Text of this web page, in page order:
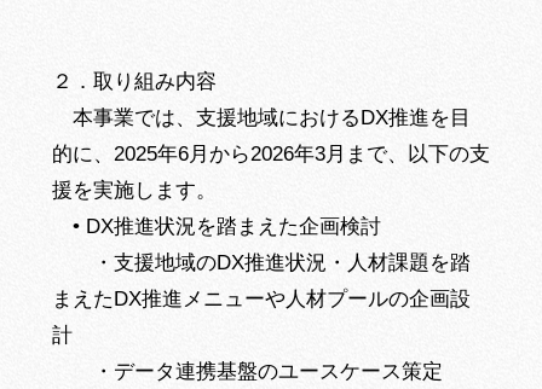
２．取り組み内容
本事業では、支援地域におけるDX推進を目
的に、2025年6月から2026年3月まで、以下の支
援を実施します。
• DX推進状況を踏まえた企画検討
・支援地域のDX推進状況・人材課題を踏
まえたDX推進メニューや人材プールの企画設
計
・データ連携基盤のユースケース策定